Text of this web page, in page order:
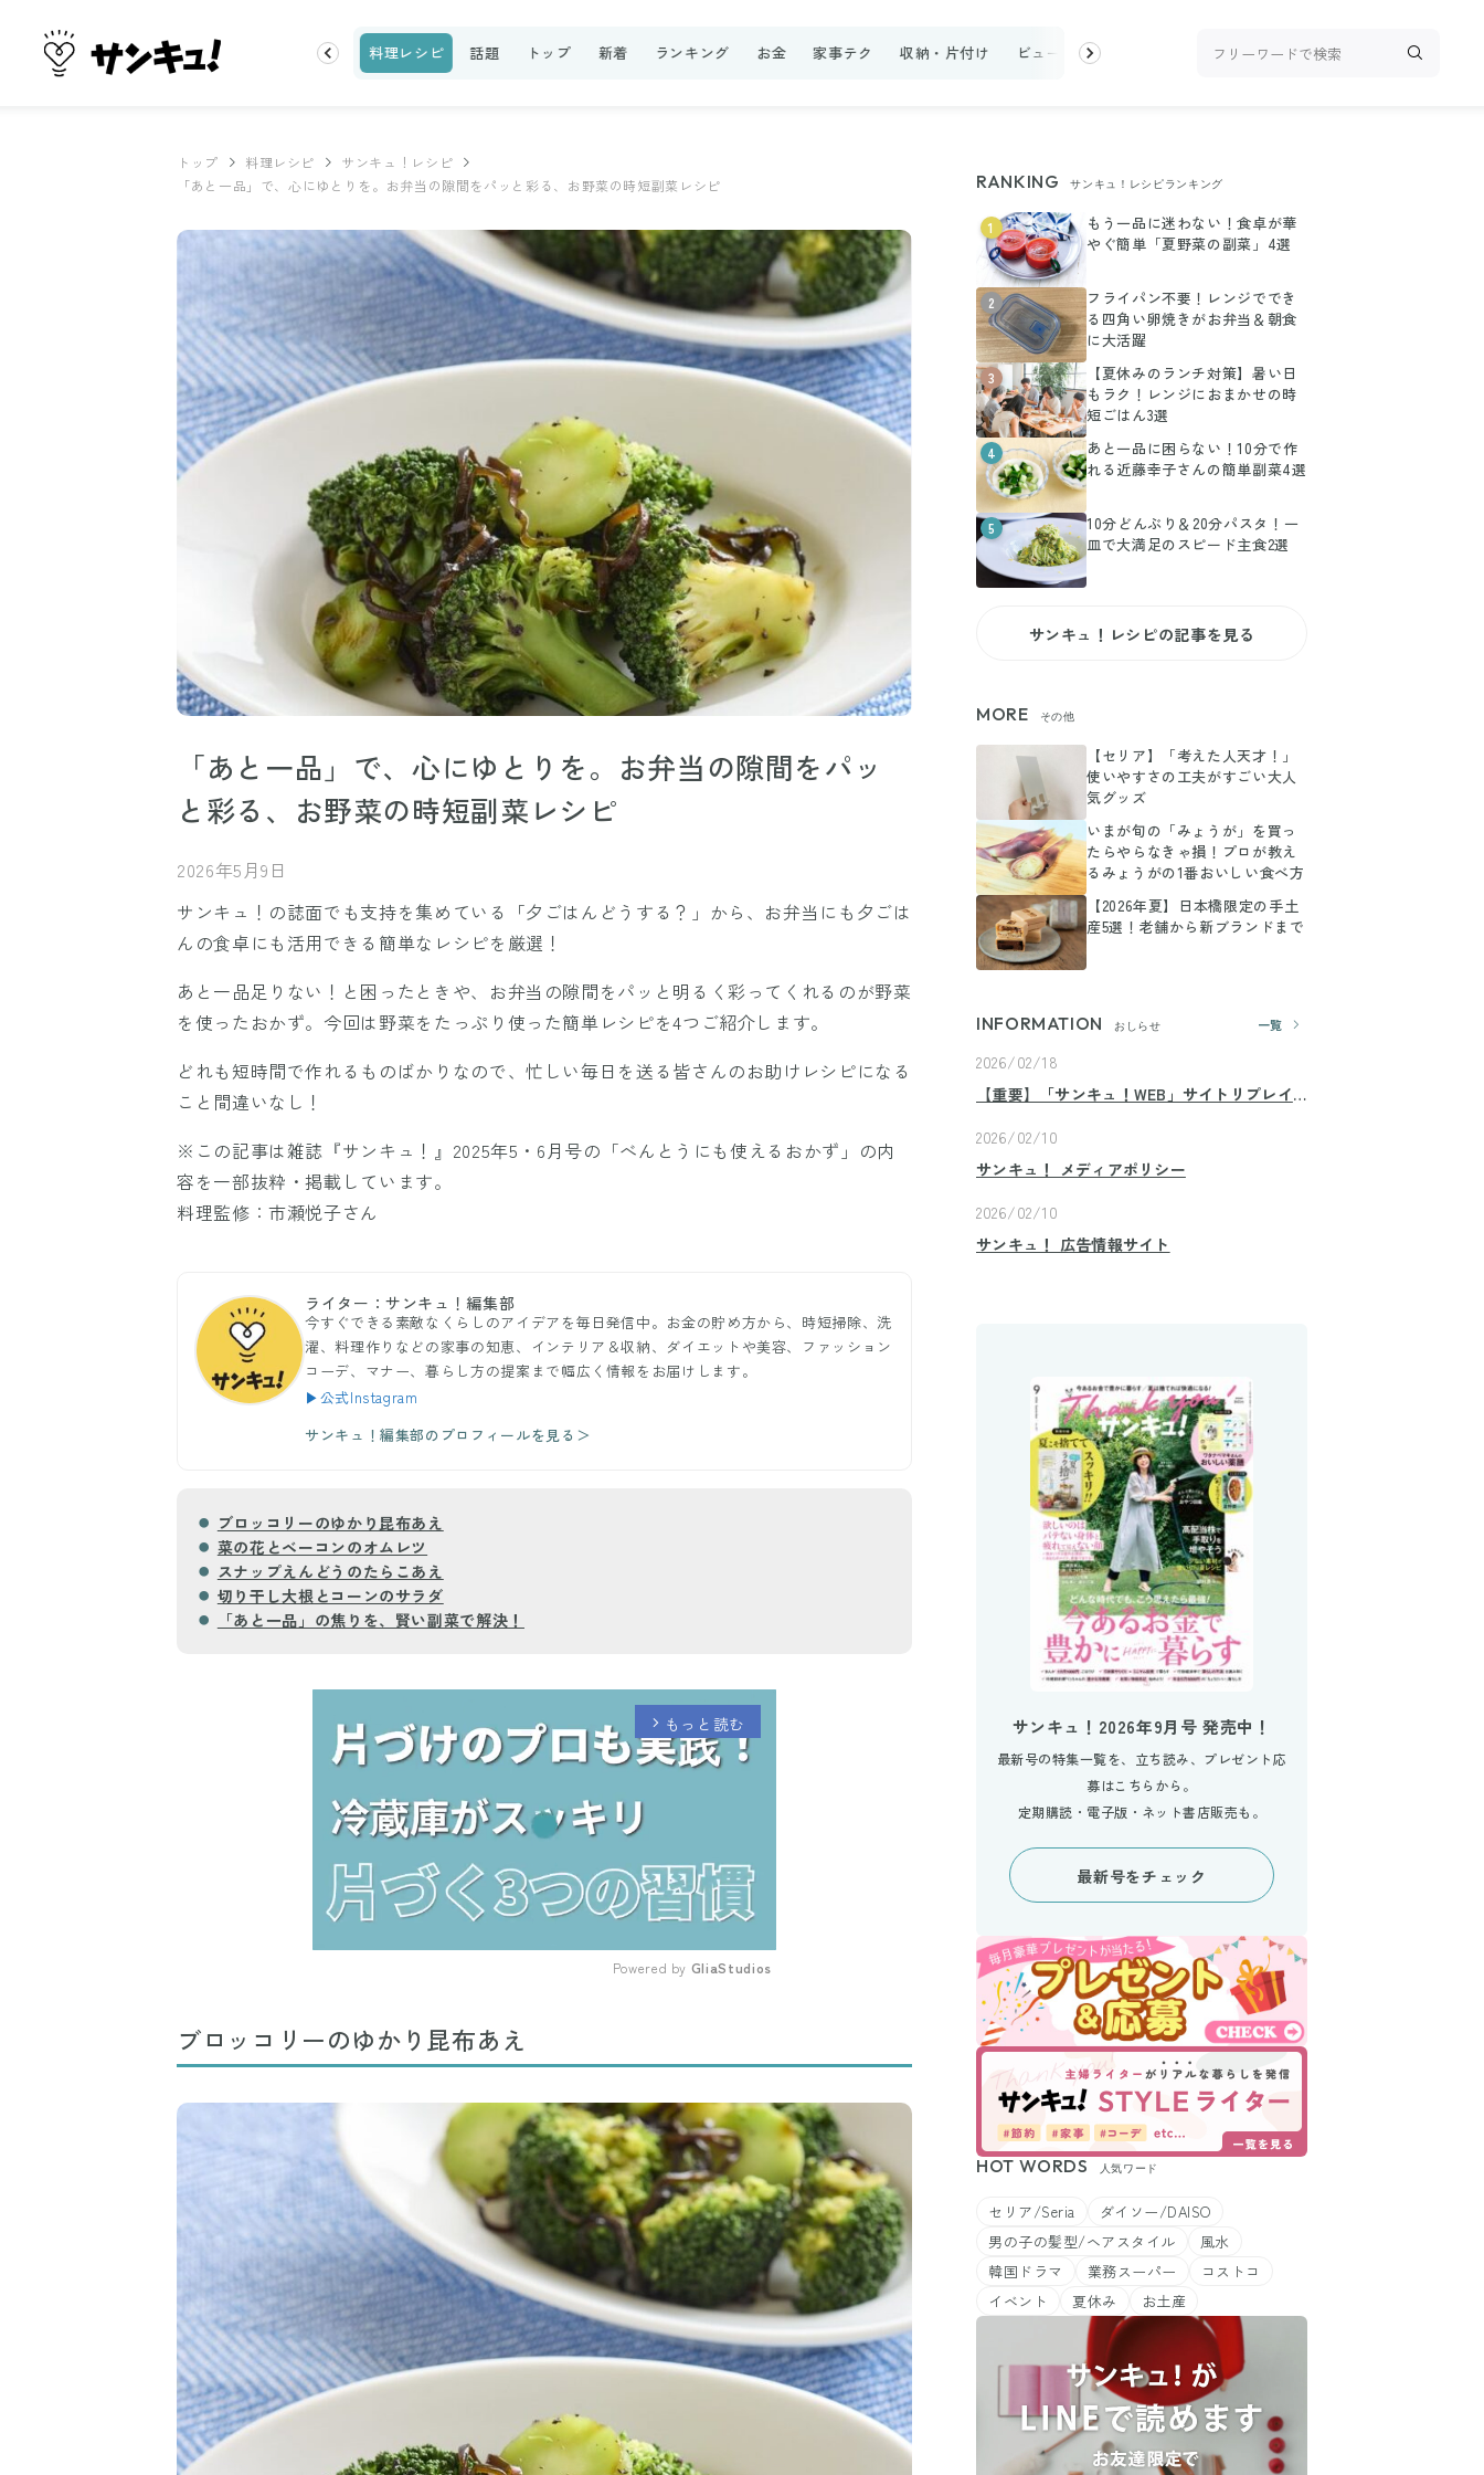
ビューティ 100均・雑貨 スーパー 料理レシピ 話題 トップ 新着 ランキング お金 家事テク 収納・片付け ビューティ スーパー 料理レシピ 話題
トップ 料理レシピ
サンキュ！レシピ
「あと一品」で、心にゆとりを。お弁当の隙間をパッと彩る、お野菜の時短副菜レシピ
「あと一品」で、心にゆとりを。お弁当の隙間をパッ
と彩る、お野菜の時短副菜レシピ
2026年5月9日
サンキュ！の誌面でも支持を集めている「夕ごはんどうする？」から、お弁当にも夕ごは
んの食卓にも活用できる簡単なレシピを厳選！
あと一品足りない！と困ったときや、お弁当の隙間をパッと明るく彩ってくれるのが野菜
を使ったおかず。今回は野菜をたっぷり使った簡単レシピを4つご紹介します。
どれも短時間で作れるものばかりなので、忙しい毎日を送る皆さんのお助けレシピになる
こと間違いなし！
※この記事は雑誌『サンキュ！』2025年5・6月号の「べんとうにも使えるおかず」の内
容を一部抜粋・掲載しています。
料理監修：市瀬悦子さん
ライター：サンキュ！編集部
今すぐできる素敵なくらしのアイデアを毎日発信中。お金の貯め方から、時短掃除、洗
濯、料理作りなどの家事の知恵、インテリア＆収納、ダイエットや美容、ファッション
コーデ、マナー、暮らし方の提案まで幅広く情報をお届けします。
▶公式Instagram
サンキュ！編集部のプロフィールを見る＞
ブロッコリーのゆかり昆布あえ
菜の花とベーコンのオムレツ
スナップえんどうのたらこあえ
切り干し大根とコーンのサラダ
「あと一品」の焦りを、賢い副菜で解決！
arrow_forward_ios もっと読む
Powered by GliaStudios
ブロッコリーのゆかり昆布あえ
RANKING サンキュ！レシピランキング
1
もう一品に迷わない！食卓が華
やぐ簡単「夏野菜の副菜」4選
2
フライパン不要！レンジででき
る四角い卵焼きがお弁当＆朝食
に大活躍
3
【夏休みのランチ対策】暑い日
もラク！レンジにおまかせの時
短ごはん3選
4
あと一品に困らない！10分で作
れる近藤幸子さんの簡単副菜4選
5
10分どんぶり＆20分パスタ！一
皿で大満足のスピード主食2選
サンキュ！レシピの記事を見る
MORE その他
【セリア】「考えた人天才！」
使いやすさの工夫がすごい大人
気グッズ
いまが旬の「みょうが」を買っ
たらやらなきゃ損！プロが教え
るみょうがの1番おいしい食べ方
【2026年夏】日本橋限定の手土
産5選！老舗から新ブランドまで
INFORMATION おしらせ 一覧
2026/02/18
【重要】「サンキュ！WEB」サイトリプレイ
2026/02/10
サンキュ！ メディアポリシー
2026/02/10
サンキュ！ 広告情報サイト
サンキュ！2026年9月号 発売中！
最新号の特集一覧を、立ち読み、プレゼント応
募はこちらから。
定期購読・電子版・ネット書店販売も。
最新号をチェック
HOT WORDS 人気ワード
セリア/Seria
ダイソー/DAISO
男の子の髪型/ヘアスタイル
風水
韓国ドラマ
業務スーパー
コストコ
イベント
夏休み お土産